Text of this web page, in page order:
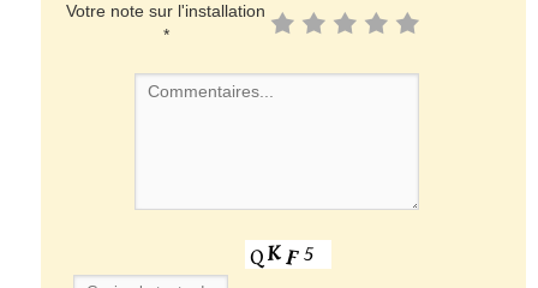
Votre note sur l'installation
*